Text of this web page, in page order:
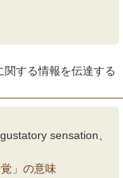
関する情報を伝達する
sensation、
」の意味